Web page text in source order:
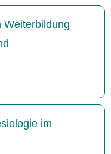
Weiterbildung
im